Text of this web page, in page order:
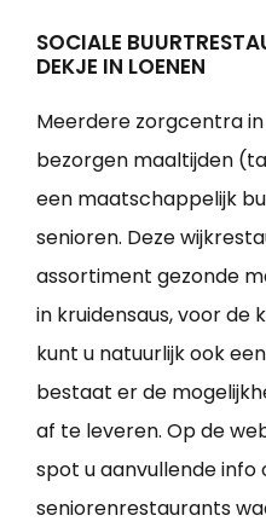
SOCIALE
DEKJE IN LOENEN
Meerdere zorgcentra
bezorgen maaltijden
een maatschappelijk
senioren. Deze
assortiment gezonde
in kruidensaus, voor de
kunt u natuurlijk ook
bestaat er de
af te leveren. Op de
spot u aanvullende info
seniorenrestaurants